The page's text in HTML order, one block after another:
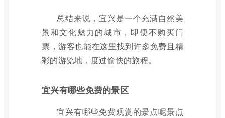
总结来说，宜兴是一个充满自然美
景和文化魅力的城市，即便不购买门
票，游客也能在这里找到许多免费且精
彩的游览地，度过愉快的旅程。
宜兴有哪些免费的景区
宜兴有哪些免费观赏的景点呢景点